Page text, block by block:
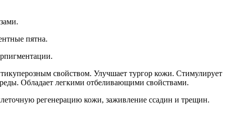
пятна.
свойством. Улучшает тургор кожи. Стимулирует
Обладает легкими отбеливающими свойствами.
регенерацию кожи, заживление ссадин и трещин.